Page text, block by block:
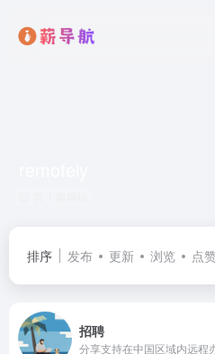
排序 发布 更新 浏览 点
招聘